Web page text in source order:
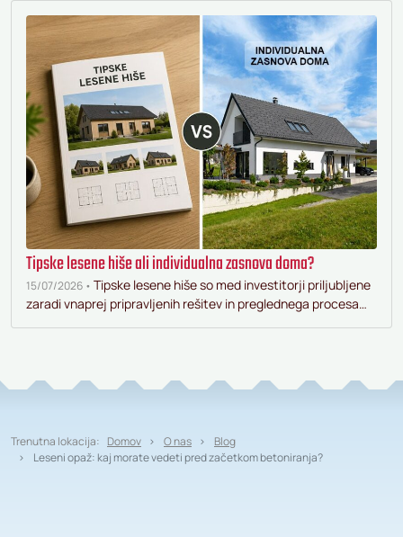
Tipske lesene hiše ali individualna zasnova doma?
15/07/2026 • Tipske lesene hiše so med investitorji priljubljene
zaradi vnaprej pripravljenih rešitev in preglednega procesa…
Trenutna lokacija: Domov O nas
Blog
Leseni opaž: kaj morate vedeti pred začetkom betoniranja?